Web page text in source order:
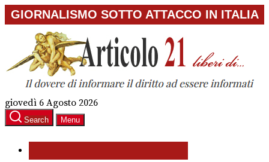
Skip
to
content
GIORNALISMO SOTTO ATTACCO IN ITALIA
giovedì 6 Agosto 2026
Search Menu